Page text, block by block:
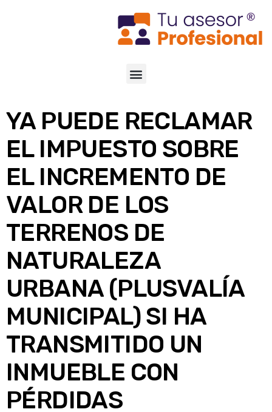
YA PUEDE RECLAMAR
EL IMPUESTO SOBRE
EL INCREMENTO DE
VALOR DE LOS
TERRENOS DE
NATURALEZA
URBANA (PLUSVALÍA
MUNICIPAL) SI HA
TRANSMITIDO UN
INMUEBLE CON
PÉRDIDAS